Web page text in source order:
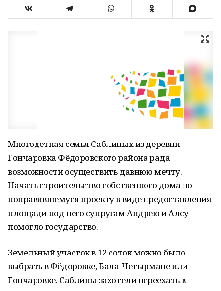
Многодетная семья Саблиных из деревни
Гончаровка Фёдоровского района рада
возможности осуществить давнюю мечту.
Начать строительство собственного дома по
понравившемуся проекту в виде предоставления
площади под него супругам Андрею и Алсу
помогло государство.
Земельный участок в 12 соток можно было
выбрать в Фёдоровке, Бала-Четырмане или
Гончаровке. Саблины захотели переехать в